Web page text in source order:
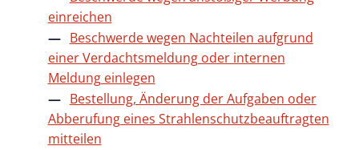
einreichen
Beschwerde wegen Nachteilen aufgrund
einer Verdachtsmeldung oder internen
Meldung einlegen
Bestellung, Änderung der Aufgaben oder
Abberufung eines Strahlenschutzbeauftragten
mitteilen